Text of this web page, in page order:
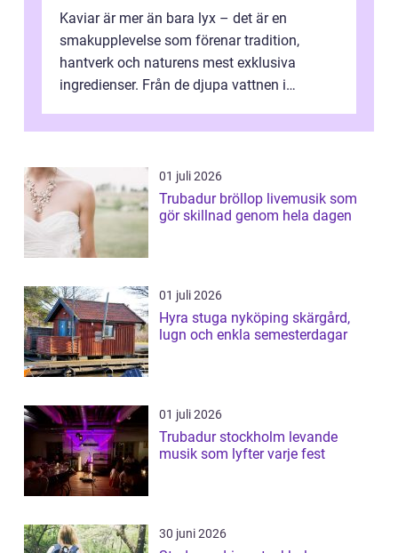
Kaviar är mer än bara lyx – det är en
smakupplevelse som förenar tradition,
hantverk och naturens mest exklusiva
ingredienser. Från de djupa vattnen i
01 juli 2026
Trubadur bröllop livemusik som
gör skillnad genom hela dagen
01 juli 2026
Hyra stuga nyköping skärgård,
lugn och enkla semesterdagar
01 juli 2026
Trubadur stockholm levande
musik som lyfter varje fest
30 juni 2026